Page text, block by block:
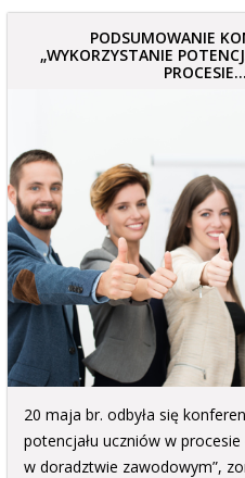
PODSUMOWANIE
„WYKORZYSTANIE
PROCESIE...
20 maja br. odbyła się
potencjału uczniów w
w doradztwie zawodowym”,